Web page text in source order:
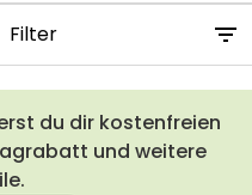
Filter
du dir kostenfreien
und weitere